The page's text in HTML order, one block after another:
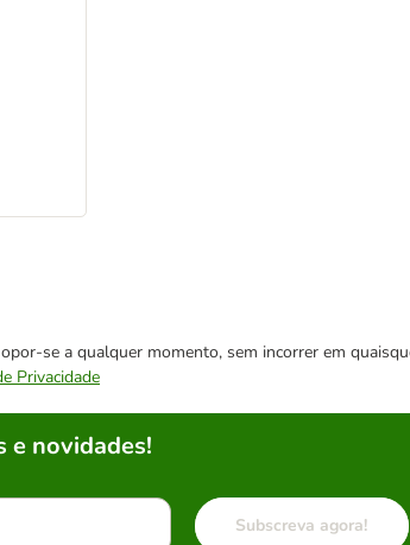
se a qualquer momento, sem incorrer em
Privacidade
e novidades!
Subscreva agora!